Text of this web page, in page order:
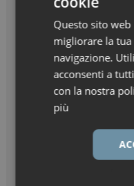
Questo sito
migliorare la tua
navigazione.
acconsenti a
con la nostra
più